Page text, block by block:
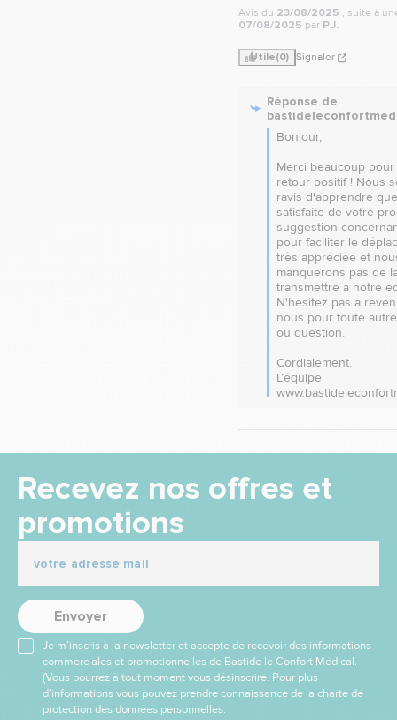
Avis du 23/08/2025 , suite à
07/08/2025 par P.J.
Utile(0) Signaler
Réponse de
Bonjour,
Merci beaucoup
retour positif ! Nous
ravis d'apprendre
satisfaite de votre
suggestion
pour faciliter le
très appréciée et
manquerons pas de
transmettre à notre
N'hésitez pas à
nous pour toute
ou question.
Cordialement.
L’équipe
Recevez nos offres et
promotions
Envoyer
Je m’inscris à la newsletter et accepte de recevoir des informations
commerciales et promotionnelles de Bastide le Confort Médical.
(Vous pourrez à tout moment vous désinscrire. Pour plus
d’informations vous pouvez prendre connaissance de la charte de
protection des données personnelles.